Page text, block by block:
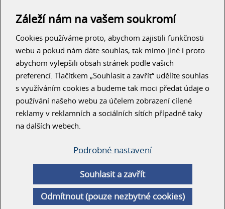
Autosalony, servisy
Skladové haly
Zemědělské haly
Konzolové regály
RYCHLÝ KONTAKT
© Unihal 2014
Created byArtWeby| Powered byArtCMS
Záleží nám na vašem soukromí
Cookies používáme proto, abychom zajistili funkčnosti
webu a pokud nám dáte souhlas, tak mimo jiné i proto
abychom vylepšili obsah stránek podle vašich
preferencí. Tlačítkem „Souhlasit a zavřít“ udělíte souhlas
s využíváním cookies a budeme tak moci předat údaje o
používání našeho webu za účelem zobrazení cílené
reklamy v reklamních a sociálních sítích případně taky
na dalších webech.
Podrobné nastavení
Odmítnout (pouze nezbytné cookies)
Souhlasit a zavřít